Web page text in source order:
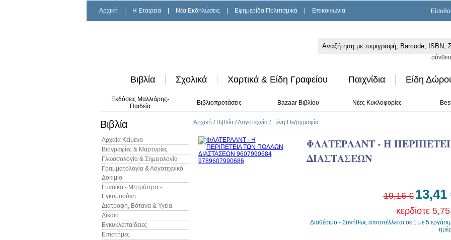
Αρχική H Εταιρεία Νέα Εκδηλώσεις Εφημερίδα Πολιτισμικά Επικοινωνία
Βιβλία Σχολικά Χαρτικά & Είδη Γραφείου Παιχνίδια Είδη
Εκδόσεις Μαλλιάρης-
Παιδεία
Βιβλιοπροτάσεις Bazaar Βιβλίου Νέες Κυκλοφορίες
Βιβλία
Αρχαία Κείμενα
Βιογραφίες & Μαρτυρίες
Γλωσσολογία & Σημειολογία
Γραμματολογία & Λογοτεχνικό
Δοκίμιο
Γυναίκα - Μητρότητα -
Εγκυμοσύνη
Διατροφή, Βότανα & Υγεία
Δίκαιο
Εγκυκλοπαίδειες
Επιστήμες
Αρχική / Βιβλία /Λογοτεχνία /Ξένη Πεζογραφία
ΦΛΑΤΕΡΛΑΝΤ - Η
ΔΙΑΣΤΑΣΕΩΝ
19,16 € 13,41
κερδίστε
Διαθέσιμο - Συνήθως αποστέλλεται σε 1 με 5